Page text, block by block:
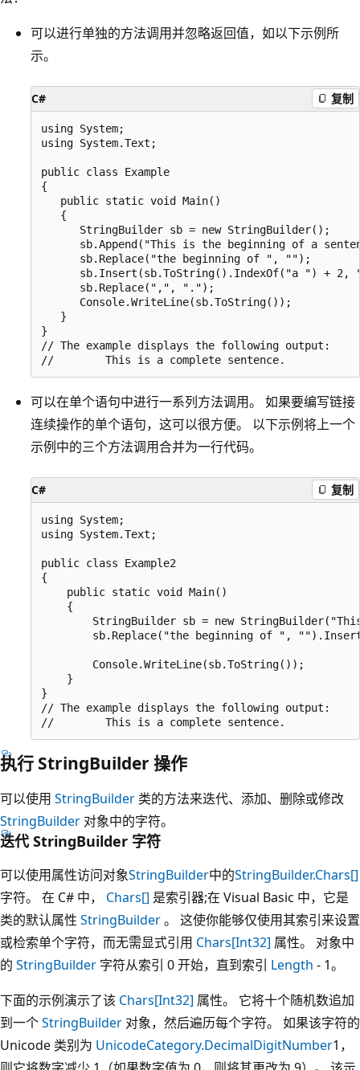
可以进行单独的方法调用并忽略返回值，如以下示例所
示。
C# 复制
using System;
using System.Text;
public class Example
{
   public static void Main()
   {
      StringBuilder sb = new StringBuilder();
sb.Append("This is the beginning of a
      sb.Replace("the beginning of ", "");
sb.Insert(sb.ToString().IndexOf("a ") + 2,
      sb.Replace(",", ".");
      Console.WriteLine(sb.ToString());
   }
}
// The example displays the following output:
可以在单个语句中进行一系列方法调用。 如果要编写链接
连续操作的单个语句，这可以很方便。 以下示例将上一个
示例中的三个方法调用合并为一行代码。
C# 复制
using System;
using System.Text;
public class Example2
{
    public static void Main()
    {
StringBuilder sb = new
sb.Replace("the beginning of ",
        Console.WriteLine(sb.ToString());
    }
}
// The example displays the following output:
执行 StringBuilder 操作
可以使用 StringBuilder 类的方法来迭代、添加、删除或修改
StringBuilder 对象中的字符。
迭代 StringBuilder 字符
可以使用属性访问对象StringBuilder中的StringBuilder.Chars[]
字符。 在 C# 中， Chars[] 是索引器;在 Visual Basic 中，它是
类的默认属性 StringBuilder。 这使你能够仅使用其索引来设置
或检索单个字符，而无需显式引用 Chars[Int32] 属性。 对象中
的 StringBuilder 字符从索引 0 开始，直到索引 Length - 1。
下面的示例演示了该 Chars[Int32] 属性。 它将十个随机数追加
到一个StringBuilder 对象，然后遍历每个字符。 如果该字符的
Unicode 类别为 UnicodeCategory.DecimalDigitNumber1，